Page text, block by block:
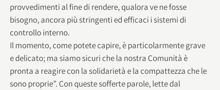
provvedimenti al fine di rendere, qualora ve ne fosse
bisogno, ancora più stringenti ed efficaci i sistemi di
controllo interno.
Il momento, come potete capire, è particolarmente grave
e delicato; ma siamo sicuri che la nostra Comunità è
pronta a reagire con la solidarietà e la compattezza che le
sono proprie”. Con queste sofferte parole, lette dal